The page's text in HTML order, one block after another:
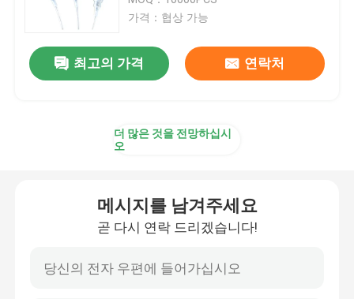
화장용 펌프 분배기
가격：협상 가능
최고의 가격 연락처
더 많은 것을 전망하십시
오
메시지를 남겨주세요
곧 다시 연락 드리겠습니다!